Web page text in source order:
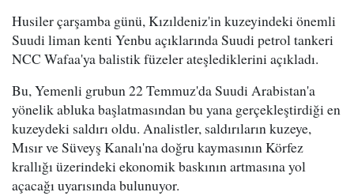
Husiler çarşamba günü, Kızıldeniz'in kuzeyindeki önemli
Suudi liman kenti Yenbu açıklarında Suudi petrol tankeri
NCC Wafaa'ya balistik füzeler ateşlediklerini açıkladı.
Bu, Yemenli grubun 22 Temmuz'da Suudi Arabistan'a
yönelik abluka başlatmasından bu yana gerçekleştirdiği en
kuzeydeki saldırı oldu. Analistler, saldırıların kuzeye,
Mısır ve Süveyş Kanalı'na doğru kaymasının Körfez
krallığı üzerindeki ekonomik baskının artmasına yol
açacağı uyarısında bulunuyor.